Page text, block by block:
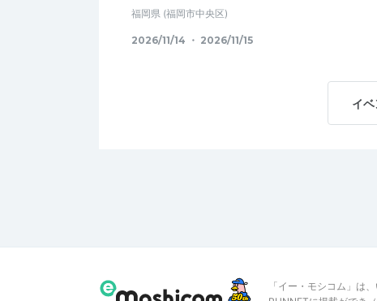
福岡県 (福岡市中央区)
2026/11/14 ・ 2026/11/15
イ
「イー・モシコム」は